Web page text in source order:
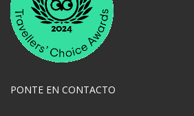
PONTE EN CONTACTO